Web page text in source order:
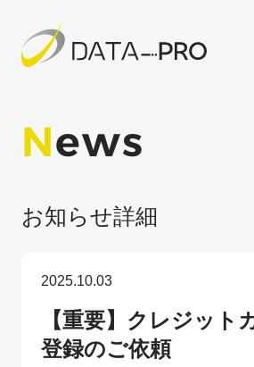
News
お知らせ詳細
2025.10.03
【重要】クレジット
登録のご依頼